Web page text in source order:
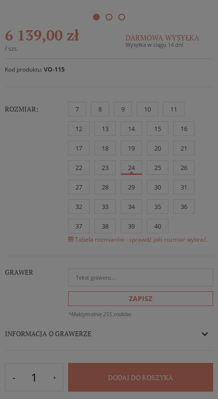
6 139,00 zł
/ szt.
DARMOWA WYSYŁKA
Wysyłka w ciągu 14 dni
Kod produktu: VO-115
ROZMIAR: 7 8 9 10 11
12 13 14 15 16
17 18 19 20 21
22 23 24 25 26
27 28 29 30 31
32 33 34 35 36
37 38 39 40
Tabela rozmiarów - sprawdź jaki rozmiar wybrać.
GRAWER
ZAPISZ
*Maksymalnie 255 znaków.
INFORMACJA O GRAWERZE
DODAJ DO KOSZYKA